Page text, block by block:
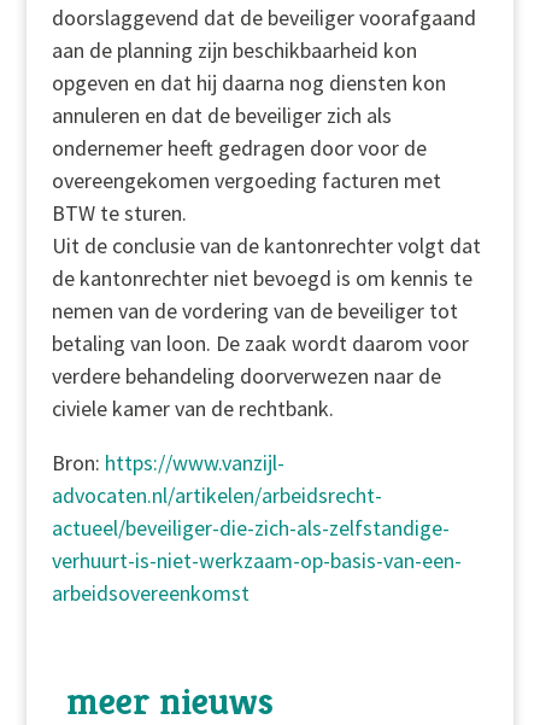
doorslaggevend dat de beveiliger voorafgaand
aan de planning zijn beschikbaarheid kon
opgeven en dat hij daarna nog diensten kon
annuleren en dat de beveiliger zich als
ondernemer heeft gedragen door voor de
overeengekomen vergoeding facturen met
BTW te sturen.
Uit de conclusie van de kantonrechter volgt dat
de kantonrechter niet bevoegd is om kennis te
nemen van de vordering van de beveiliger tot
betaling van loon. De zaak wordt daarom voor
verdere behandeling doorverwezen naar de
civiele kamer van de rechtbank.
Bron: https://www.vanzijl-
advocaten.nl/artikelen/arbeidsrecht-
actueel/beveiliger-die-zich-als-zelfstandige-
verhuurt-is-niet-werkzaam-op-basis-van-een-
arbeidsovereenkomst
meer nieuws